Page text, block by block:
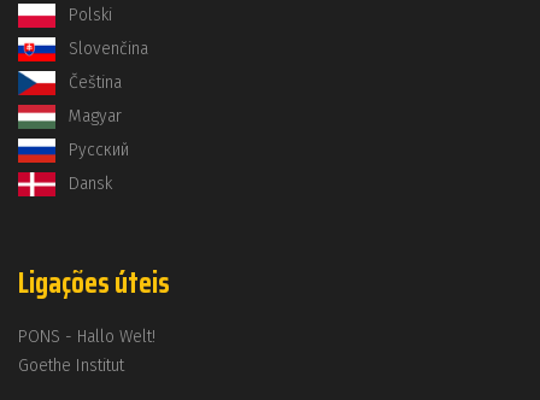
Polski
Slovenčina
Čeština
Magyar
Русский
Dansk
Ligações úteis
PONS - Hallo Welt!
Goethe Institut